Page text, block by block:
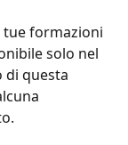
tue formazioni
solo nel
di questa